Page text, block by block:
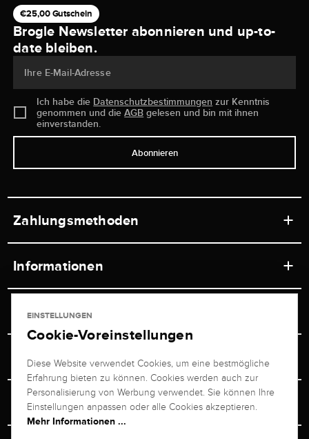
€25,00 Gutschein
Brogle Newsletter abonnieren und up-to-
date bleiben.
Ihre E-Mail-Adresse
Ich habe die Datenschutzbestimmungen zur Kenntnis
genommen und dieAGB gelesen und bin mit ihnen
einverstanden.
Abonnieren
Zahlungsmethoden
Informationen
Ladengeschäft
Versand & Zahlung
Ratgeber
Service
Newsletterabmeldung
Retouren-Service
Juwelier Brogle
Über uns
Unternehmen
Persönlicher Berater
EINSTELLUNGEN
Cookie-Voreinstellungen
Diese Website verwendet Cookies, um eine bestmögliche
Erfahrung bieten zu können. Cookies werden auch zur
Personalisierung von Werbung verwendet. Sie können Ihre
Einstellungen anpassen oder alle Cookies akzeptieren.
Mehr Informationen ...